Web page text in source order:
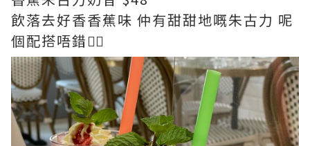
飲落去好香香蕉味 仲有甜甜地嘅朱古力 呢
個配搭唔錯👍🏻